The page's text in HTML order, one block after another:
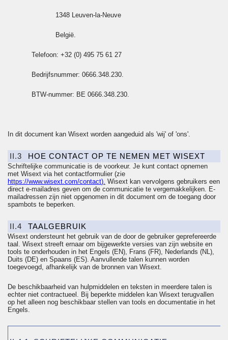
1348 Leuven-la-Neuve
België.
Telefoon: +32 (0) 495 75 61 27
Bedrijfsnummer: 0666.348.230.
BTW-nummer: BE 0666.348.230.
In dit document kan Wisext worden aangeduid als 'wij' of 'ons'.
II.3 HOE CONTACT OP TE NEMEN MET WISEXT
Schriftelijke communicatie is de voorkeur. Je kunt contact opnemen
met Wisext via het contactformulier (zie
https://www.wisext.com/contact). Wisext kan vervolgens gebruikers een
direct e-mailadres geven om de communicatie te vergemakkelijken. E-
mailadressen zijn niet opgenomen in dit document om de toegang door
spambots te beperken.
II.4 TAALGEBRUIK
Wisext ondersteunt het gebruik van de door de gebruiker geprefereerde
taal. Wisext streeft ernaar om bijgewerkte versies van zijn website en
tools te onderhouden in het Engels (EN), Frans (FR), Nederlands (NL),
Duits (DE) en Spaans (ES). Aanvullende talen kunnen worden
toegevoegd, afhankelijk van de bronnen van Wisext.
De beschikbaarheid van hulpmiddelen en teksten in meerdere talen is
echter niet contractueel. Bij beperkte middelen kan Wisext terugvallen
op het alleen nog beschikbaar stellen van tools en documentatie in het
Engels.